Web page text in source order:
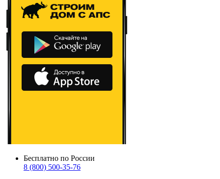
Бесплатно по России
8 (800) 500-35-76